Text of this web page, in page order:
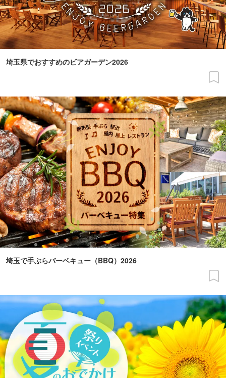
埼玉県でおすすめのビアガーデン2026
埼玉で手ぶらバーベキュー（BBQ）2026